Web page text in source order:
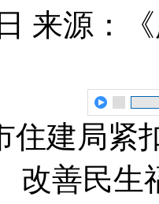
来源：
住建局紧
改善民生